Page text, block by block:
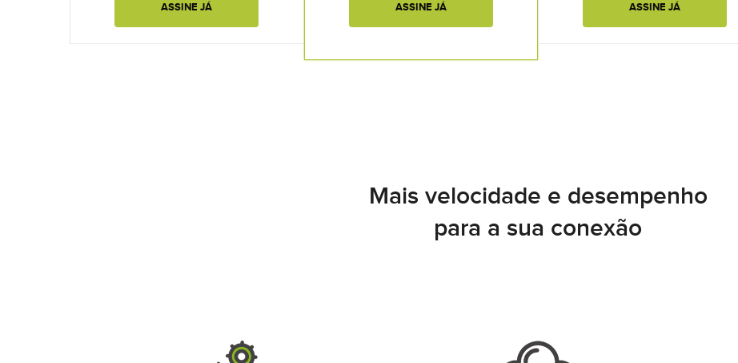
ASSINE JÁ ASSINE JÁ ASSINE JÁ
Mais velocidade e desempenho
para a sua conexão